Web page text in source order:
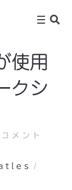
使用
クシ
メント